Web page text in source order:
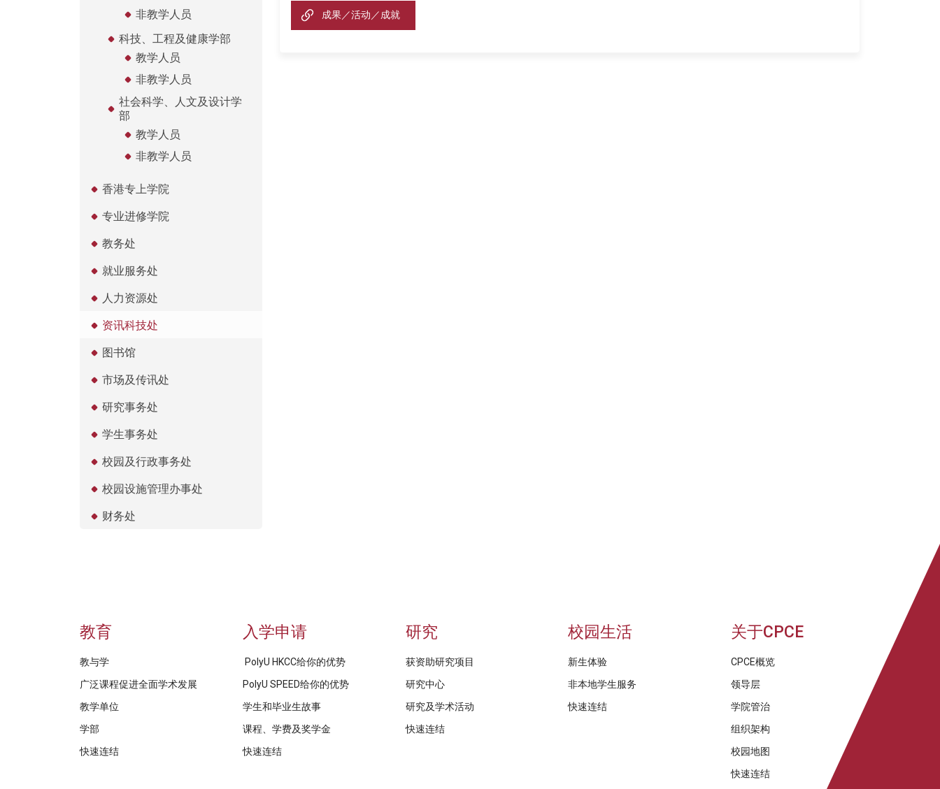
非教学人员
科技、工程及健康学部
教学人员
非教学人员
社会科学、人文及设计学
部
教学人员
非教学人员
香港专上学院
专业进修学院
教务处
就业服务处
人力资源处
资讯科技处
图书馆
市场及传讯处
研究事务处
学生事务处
校园及行政事务处
校园设施管理办事处
财务处
成果／活动／成就
教育
教与学
广泛课程促进全面学术发展
教学单位
学部
快速连结
入学申请
PolyU HKCC给你的优势
PolyU SPEED给你的优势
学生和毕业生故事
课程、学费及奖学金
快速连结
研究
获资助研究项目
研究中心
研究及学术活动
快速连结
校园生活
新生体验
非本地学生服务
快速连结
关于CPCE
CPCE概览
领导层
学院管治
组织架构
校园地图
快速连结